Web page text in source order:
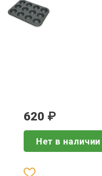
620 ₽
Нет в наличии